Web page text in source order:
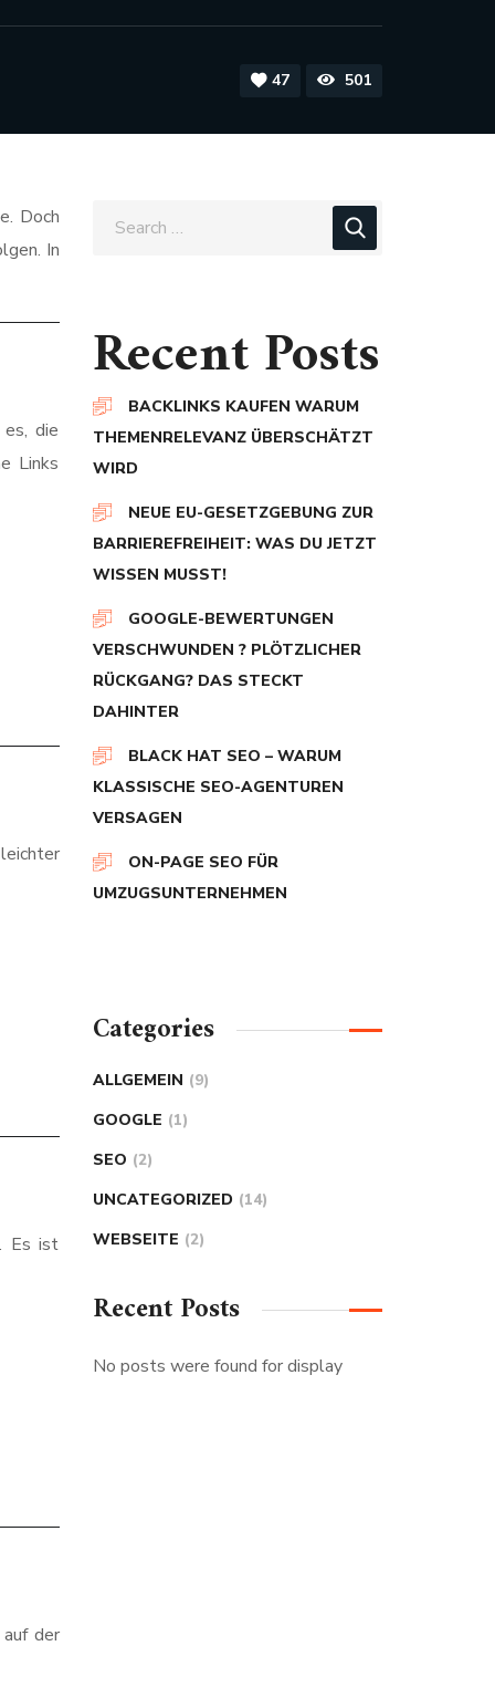
47 501
Doch
In
die
Links
Es ist
der
Recent Posts
BACKLINKS KAUFEN WARUM
THEMENRELEVANZ ÜBERSCHÄTZT
WIRD
NEUE EU-GESETZGEBUNG ZUR
BARRIEREFREIHEIT: WAS DU JETZT
WISSEN MUSST!
GOOGLE-BEWERTUNGEN
VERSCHWUNDEN ? PLÖTZLICHER
RÜCKGANG? DAS STECKT
DAHINTER
BLACK HAT SEO – WARUM
KLASSISCHE SEO-AGENTUREN
VERSAGEN
ON-PAGE SEO FÜR
UMZUGSUNTERNEHMEN
Categories
ALLGEMEIN (9)
GOOGLE (1)
SEO (2)
UNCATEGORIZED (14)
WEBSEITE (2)
Recent Posts
No posts were found for display